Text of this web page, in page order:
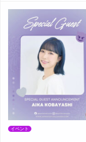
イベント